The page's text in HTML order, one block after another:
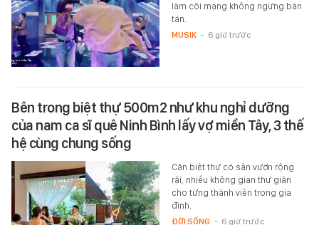
làm cõi mạng không ngừng bàn
tán.
MUSIK - 6 giờ trước
Bên trong biệt thự 500m2 như khu nghỉ dưỡng
của nam ca sĩ quê Ninh Bình lấy vợ miền Tây, 3 thế
hệ cùng chung sống
Căn biệt thự có sân vườn rộng
rãi, nhiều không gian thư giãn
cho từng thành viên trong gia
đình.
ĐỜI SỐNG - 6 giờ trước